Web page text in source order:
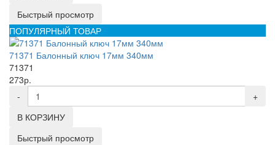
Быстрый просмотр
ПОПУЛЯРНЫЙ ТОВАР
71371 Балонный ключ 17мм 340мм
71371
273р.
-
+
В КОРЗИНУ
Быстрый просмотр